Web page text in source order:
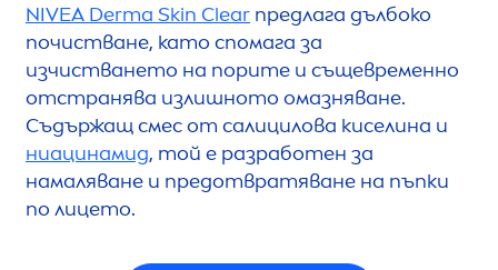
NIVEA Derma Skin Clear предлага дълбоко
почистване, като спомага за
изчистването на порите и същевременно
отстранява излишното омазняване.
Съдържащ смес от салицилова киселина и
ниацинамид, той е разработен за
намаляване и предотвратяване на пъпки
по лицето.